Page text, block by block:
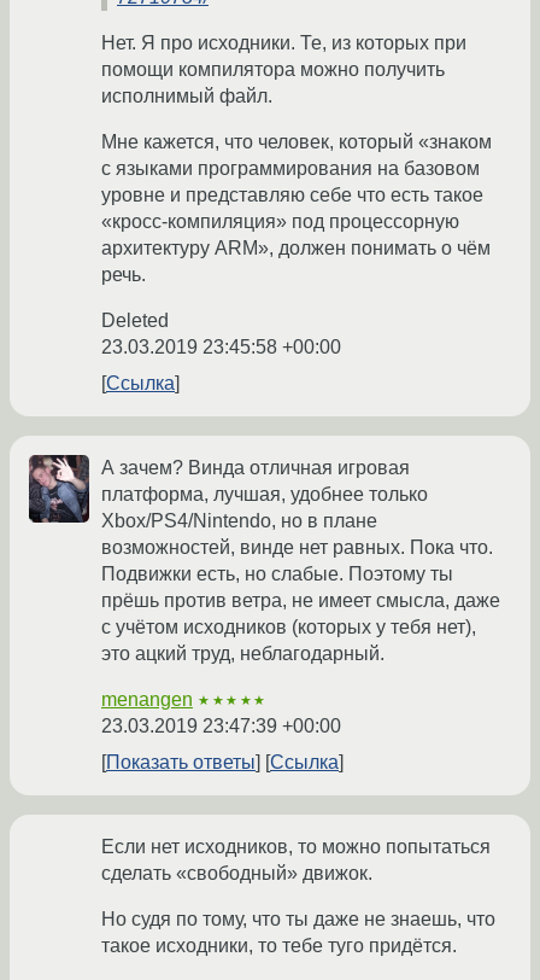
Нет. Я про исходники. Те, из которых при
помощи компилятора можно получить
исполнимый файл.
Мне кажется, что человек, который «знаком
с языками программирования на базовом
уровне и представляю себе что есть такое
«кросс-компиляция» под процессорную
архитектуру ARM», должен понимать о чём
речь.
Deleted
23.03.2019 23:45:58 +00:00
Ссылка
А зачем? Винда отличная игровая
платформа, лучшая, удобнее только
Xbox/PS4/Nintendo, но в плане
возможностей, винде нет равных. Пока что.
Подвижки есть, но слабые. Поэтому ты
прёшь против ветра, не имеет смысла, даже
с учётом исходников (которых у тебя нет),
это ацкий труд, неблагодарный.
menangen ★★★★★
23.03.2019 23:47:39 +00:00
Показать ответы
Ссылка
Если нет исходников, то можно попытаться
сделать «свободный» движок.
Но судя по тому, что ты даже не знаешь, что
такое исходники, то тебе туго придётся.